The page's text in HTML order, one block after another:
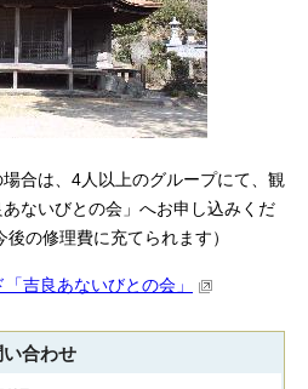
合は、4人以上のグループにて、観
ないびとの会」へお申し込みくだ
の修理費に充てられます）
吉良あないびとの会」
い合わせ